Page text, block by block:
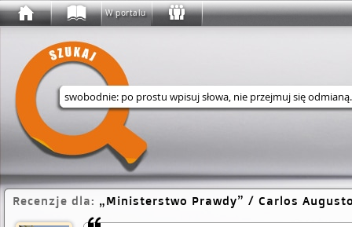
W portalu
Wyszukaj w serwisie
Recenzje dla: Ministerstwo Prawdy / Carlos